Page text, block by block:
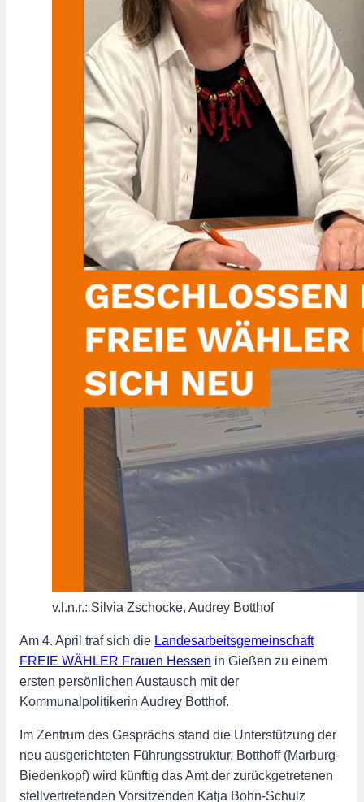
v.l.n.r.: Silvia Zschocke, Audrey Botthof
Am 4. April traf sich die Landesarbeitsgemeinschaft
FREIE WÄHLER Frauen Hessen in Gießen zu einem
ersten persönlichen Austausch mit der
Kommunalpolitikerin Audrey Botthof.
Im Zentrum des Gesprächs stand die Unterstützung der
neu ausgerichteten Führungsstruktur. Botthoff (Marburg-
Biedenkopf) wird künftig das Amt der zurückgetretenen
stellvertretenden Vorsitzenden Katja Bohn-Schulz